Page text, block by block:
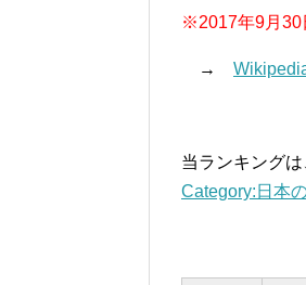
※2017年9月30
→
当ランキング
Category:日本